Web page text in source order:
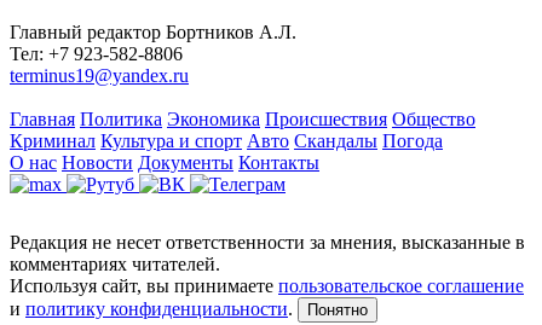
Главный редактор Бортников А.Л.
Тел: +7 923-582-8806
terminus19@yandex.ru
Главная Политика Экономика Происшествия Общество
Криминал Культура и спорт Авто Скандалы Погода
О нас Новости Документы Контакты
Редакция не несет ответственности за мнения, высказанные в
комментариях читателей.
Используя сайт, вы принимаете пользовательское соглашение
и политику конфиденциальности. Понятно